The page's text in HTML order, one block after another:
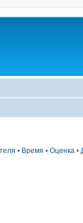
• Время •Оценка •